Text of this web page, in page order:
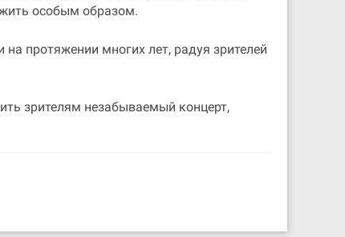
особым образом.
протяжении многих лет, радуя зрителей
зрителям незабываемый концерт,